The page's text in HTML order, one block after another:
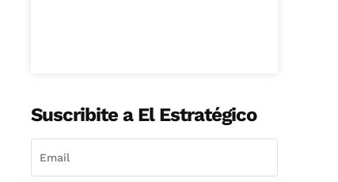
Suscribite a El Estratégico